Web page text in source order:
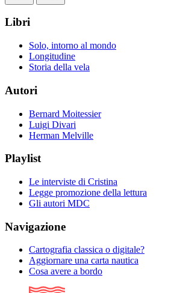
Libri
Solo, intorno al mondo
Longitudine
Storia della vela
Autori
Bernard Moitessier
Luigi Divari
Herman Melville
Playlist
Le interviste di Cristina
Legge promozione della lettura
Gli autori MDC
Navigazione
Cartografia classica o digitale?
Aggiornare una carta nautica
Cosa avere a bordo